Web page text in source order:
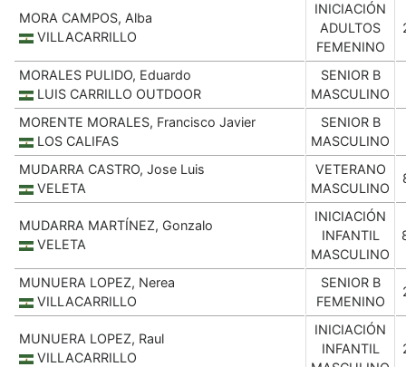
MORA CAMPOS, Alba
VILLACARRILLO
INICIACIÓN
ADULTOS
FEMENINO
MORALES PULIDO, Eduardo
LUIS CARRILLO OUTDOOR
SENIOR B
MASCULINO
MORENTE MORALES, Francisco Javier
LOS CALIFAS
SENIOR B
MASCULINO
MUDARRA CASTRO, Jose Luis
VELETA
VETERANO
MASCULINO
MUDARRA MARTÍNEZ, Gonzalo
VELETA
INICIACIÓN
INFANTIL
MASCULINO
MUNUERA LOPEZ, Nerea
VILLACARRILLO
SENIOR B
FEMENINO
MUNUERA LOPEZ, Raul
VILLACARRILLO
INICIACIÓN
INFANTIL